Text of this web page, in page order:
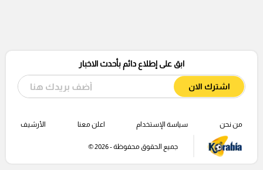
ابق على إطلاع دائم بأحدث الاخبار
اشترك الان
من نحن سياسة الإستخدام اعلن معنا الأرشيف
جميع الحقوق محفوظة - 2026 ©